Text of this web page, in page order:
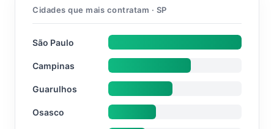
Cidades que mais contratam · SP
São Paulo
Campinas
Guarulhos
Osasco